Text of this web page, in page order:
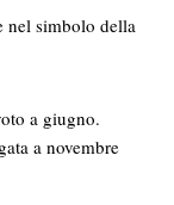
nel simbolo della
a giugno.
a novembre